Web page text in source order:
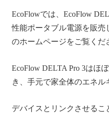
EcoFlowでは、EcoFlow
性能ポータブル電源を販売
のホームページをご覧くだ
EcoFlow DELTA Pro 3はほ
き、手元で家全体のエネル
デバイスとリンクさせる